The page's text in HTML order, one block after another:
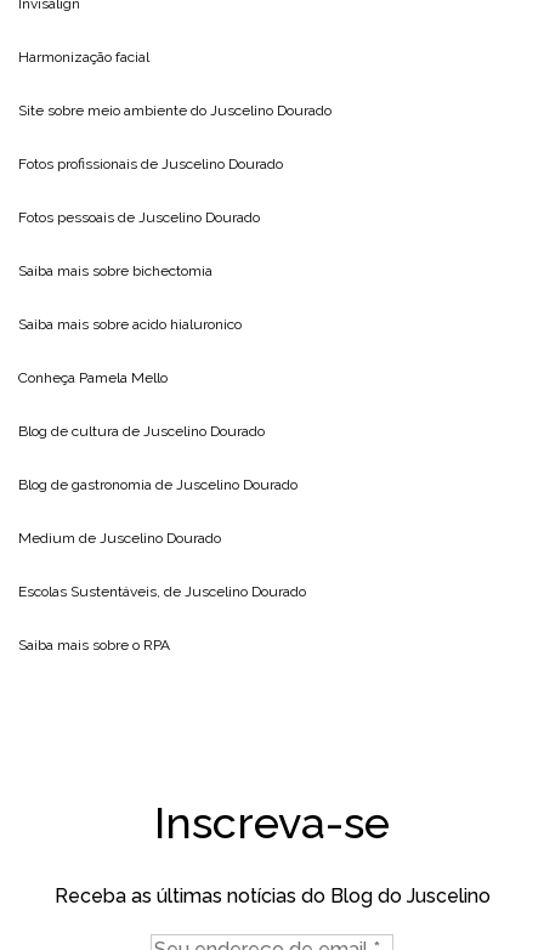
Harmonização facial
Site sobre meio ambiente do Juscelino Dourado
Fotos profissionais de Juscelino Dourado
Fotos pessoais de Juscelino Dourado
Saiba mais sobre bichectomia
Saiba mais sobre acido hialuronico
Conheça Pamela Mello
Blog de cultura de Juscelino Dourado
Blog de gastronomia de Juscelino Dourado
Medium de Juscelino Dourado
Escolas Sustentáveis, de Juscelino Dourado
Saiba mais sobre o RPA
Inscreva-se
Receba as últimas notícias do Blog do Juscelino